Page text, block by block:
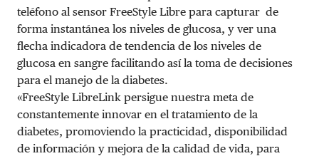
teléfono al sensor FreeStyle Libre para capturar de
forma instantánea los niveles de glucosa, y ver una
flecha indicadora de tendencia de los niveles de
glucosa en sangre facilitando así la toma de decisiones
para el manejo de la diabetes.
«FreeStyle LibreLink persigue nuestra meta de
constantemente innovar en el tratamiento de la
diabetes, promoviendo la practicidad, disponibilidad
de información y mejora de la calidad de vida, para